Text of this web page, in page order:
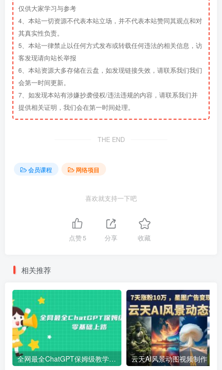
仅供大家学习与参考
4、本站一切资源不代表本站立场，并不代表本站赞同其观点和对
其真实性负责。
5、本站一律禁止以任何方式发布或转载任何违法的相关信息，访
客发现请向站长举报
6、本站资源大多存储在云盘，如发现链接失效，请联系我们我们
会第一时间更新。
7、如发现本站有涉嫌抄袭侵权/违法违规的内容，请联系我们并
提供相关证明，我们会在第一时间处理。
THE END
会员课程 网络项目
喜欢就支持一下吧
点赞5 分享 收藏
相关推荐
全网最全ChatGPT保姆级教学，零基础上路